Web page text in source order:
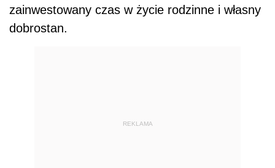
zainwestowany czas w życie rodzinne i własny
dobrostan.
REKLAMA